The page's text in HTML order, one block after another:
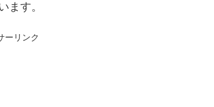
ます。
ーリンク